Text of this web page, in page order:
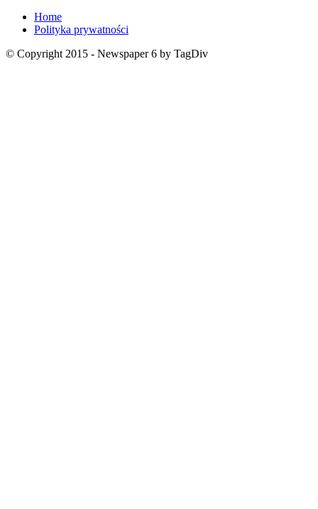
Home
Polityka prywatności
© Copyright 2015 - Newspaper 6 by TagDiv